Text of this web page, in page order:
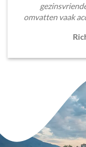
omvatten vaak